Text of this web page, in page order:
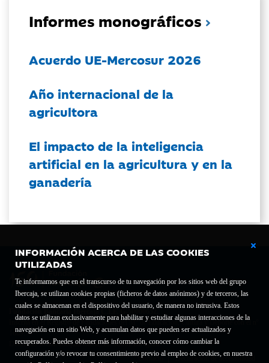
INFORMACIÓN ACERCA DE LAS COOKIES
UTILIZADAS
Te informamos que en el transcurso de tu navegación por los sitios web del grupo
Ibercaja, se utilizan cookies propias (ficheros de datos anónimos) y de terceros, las
cuales se almacenan en el dispositivo del usuario, de manera no intrusiva. Estos
datos se utilizan exclusivamente para habilitar y estudiar algunas interacciones de la
navegación en un sitio Web, y acumulan datos que pueden ser actualizados y
recuperados. Puedes obtener más información, conocer cómo cambiar la
configuración y/o revocar tu consentimiento previo al empleo de cookies, en nuestra
Informes monográficos
Acuerdo UE-Mercosur 2026
Año internacional de la
agricultora
El impacto de la inteligencia
artificial en la agricultura y en la
ganadería
Fundación Bancaria Ibercaja C.I.F. G-50000652.
Inscrita en el Registro de Fundaciones del Mº de Educación, Cultura y Deporte con el nº
1689.
Domicilio social: Joaquín Costa, 13. 50001 Zaragoza.
Contacto
Declaración de accesibilidad